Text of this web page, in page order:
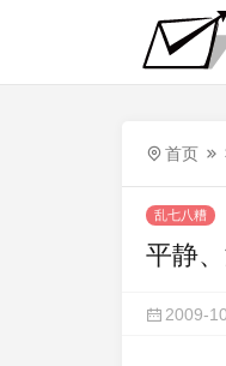
首页
乱七八糟
平静
2009-